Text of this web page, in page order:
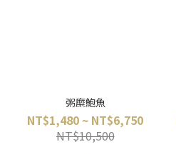
粥糜鮑魚
NT$1,480 ~ NT$6,750
NT$10,500